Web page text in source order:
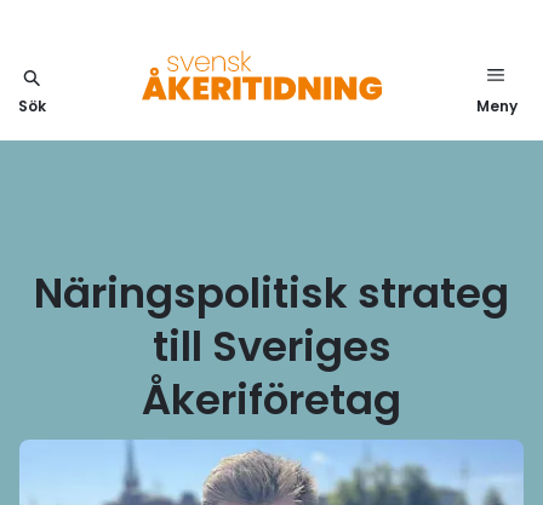
Sök Meny
Näringspolitisk strateg
till Sveriges
Åkeriföretag